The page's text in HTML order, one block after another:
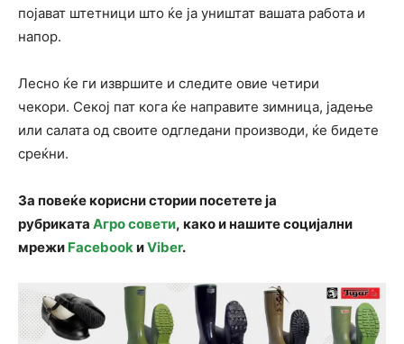
појават штетници што ќе ја уништат вашата работа и
напор.
Лесно ќе ги извршите и следите овие четири
чекори. Секој пат кога ќе направите зимница, јадење
или салата од своите одгледани производи, ќе бидете
среќни.
За повеќе корисни стории посетете ја
рубриката Агро совети, како и нашите социјални
мрежи FacebookиViber.